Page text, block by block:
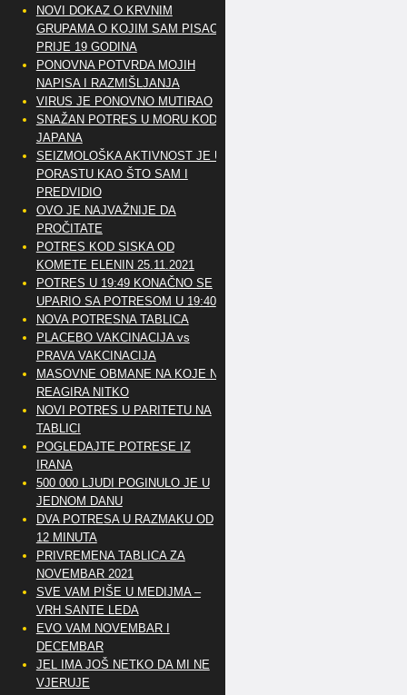
NOVI DOKAZ O KRVNIM
GRUPAMA O KOJIM SAM PISAO
PRIJE 19 GODINA
PONOVNA POTVRDA MOJIH
NAPISA I RAZMIŠLJANJA
VIRUS JE PONOVNO MUTIRAO
SNAŽAN POTRES U MORU KOD
JAPANA
SEIZMOLOŠKA AKTIVNOST JE U
PORASTU KAO ŠTO SAM I
PREDVIDIO
OVO JE NAJVAŽNIJE DA
PROČITATE
POTRES KOD SISKA OD
KOMETE ELENIN 25.11.2021
POTRES U 19:49 KONAČNO SE
UPARIO SA POTRESOM U 19:40
NOVA POTRESNA TABLICA
PLACEBO VAKCINACIJA vs
PRAVA VAKCINACIJA
MASOVNE OBMANE NA KOJE NE
REAGIRA NITKO
NOVI POTRES U PARITETU NA
TABLICI
POGLEDAJTE POTRESE IZ
IRANA
500 000 LJUDI POGINULO JE U
JEDNOM DANU
DVA POTRESA U RAZMAKU OD
12 MINUTA
PRIVREMENA TABLICA ZA
NOVEMBAR 2021
SVE VAM PIŠE U MEDIJMA –
VRH SANTE LEDA
EVO VAM NOVEMBAR I
DECEMBAR
JEL IMA JOŠ NETKO DA MI NE
VJERUJE